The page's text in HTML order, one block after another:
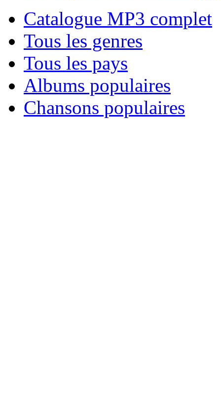
Catalogue MP3 complet
Tous les genres
Tous les pays
Albums populaires
Chansons populaires